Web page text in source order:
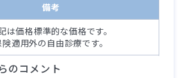
備考
は価格標準的な価格です。
適用外の自由診療です。
のコメント